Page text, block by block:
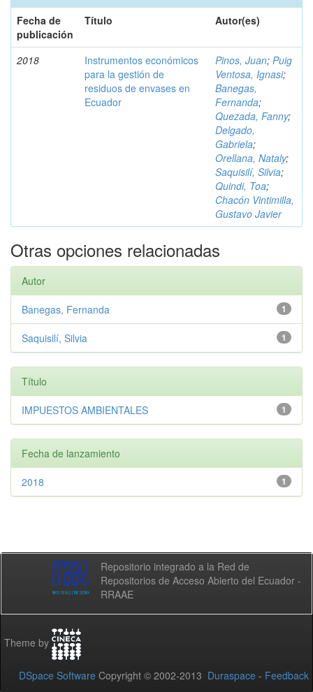
Fecha de
publicación
Título Autor(es)
2018
Instrumentos económicos
para la gestión de
residuos de envases en
Ecuador
Pinos, Juan; Puig
Ventosa, Ignasi;
Banegas,
Fernanda;
Quezada, Fanny;
Delgado,
Gabriela;
Orellana, Nataly;
Saquisilí, Silvia;
Quindi, Toa;
Chacón Vintimilla,
Gustavo Javier
Otras opciones relacionadas
Autor
1
Banegas, Fernanda
1
Saquisilí, Silvia
Título
1
IMPUESTOS AMBIENTALES
Fecha de lanzamiento
1
2018
Repositorio integrado a la Red de
Repositorios de Acceso Abierto del Ecuador -
RRAAE
Theme by
DSpace Software Copyright © 2002-2013 Duraspace - Feedback